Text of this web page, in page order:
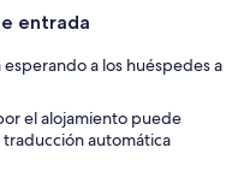
entrada
a los huéspedes a
el alojamiento puede
automática